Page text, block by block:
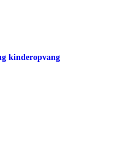
kinderopvang